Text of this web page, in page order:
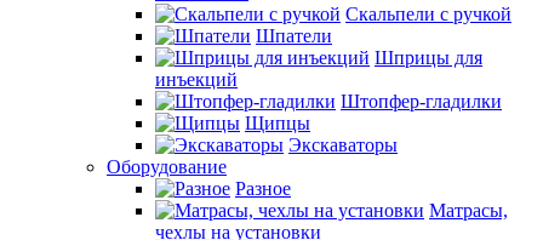
Скальпели с ручкой
Шпатели
Шприцы для
инъекций
Штопфер-гладилки
Щипцы
Экскаваторы
Оборудование
Разное
Матрасы,
чехлы на установки